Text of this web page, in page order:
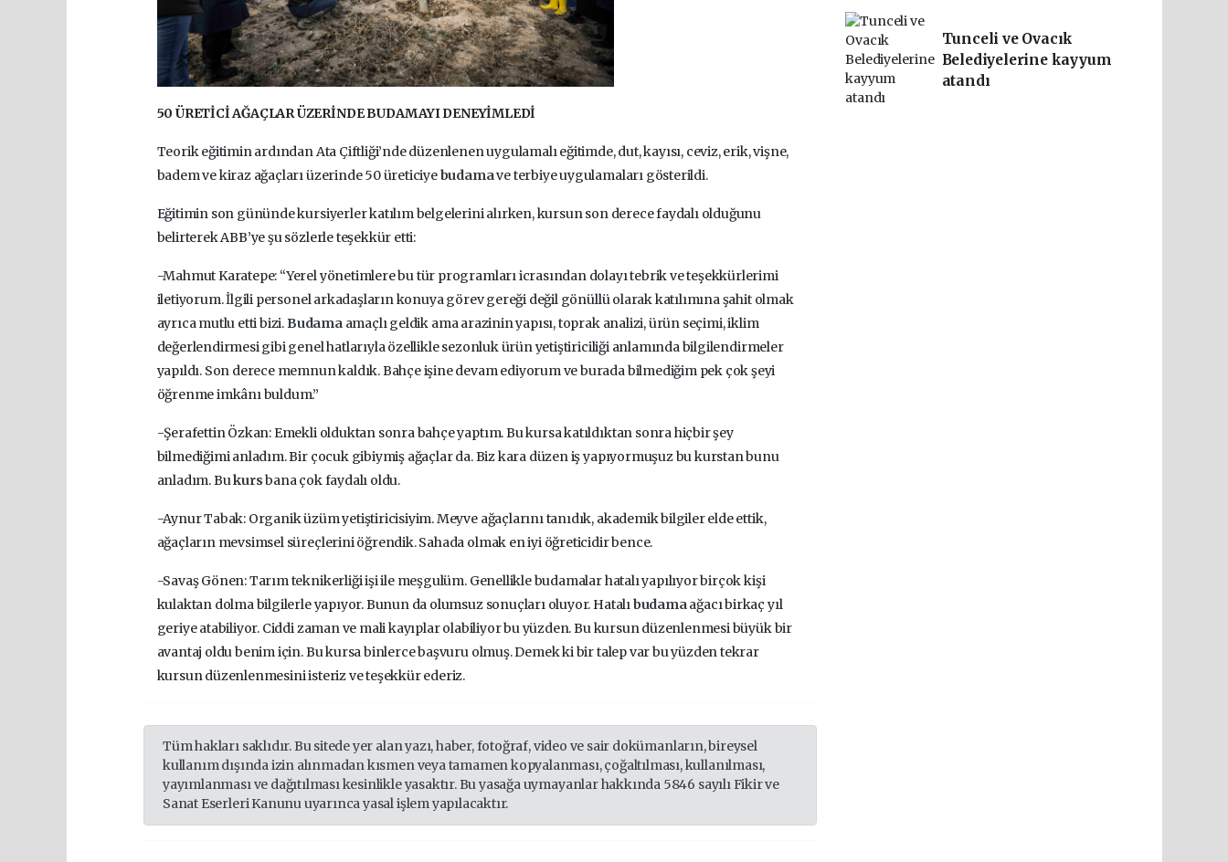
50 ÜRETİCİ AĞAÇLAR ÜZERİNDE BUDAMAYI DENEYİMLEDİ
Teorik eğitimin ardından Ata Çiftliği’nde düzenlenen uygulamalı eğitimde, dut, kayısı, ceviz, erik, vişne,
badem ve kiraz ağaçları üzerinde 50 üreticiyebudamave terbiye uygulamaları gösterildi.
Eğitimin son gününde kursiyerler katılım belgelerini alırken, kursun son derece faydalı olduğunu
belirterek ABB’ye şu sözlerle teşekkür etti:
-Mahmut Karatepe: “Yerel yönetimlere bu tür programları icrasından dolayı tebrik ve teşekkürlerimi
iletiyorum. İlgili personel arkadaşların konuya görev gereği değil gönüllü olarak katılımına şahit olmak
ayrıca mutlu etti bizi. Budama amaçlı geldik ama arazinin yapısı, toprak analizi, ürün seçimi, iklim
değerlendirmesi gibi genel hatlarıyla özellikle sezonluk ürün yetiştiriciliği anlamında bilgilendirmeler
yapıldı. Son derece memnun kaldık. Bahçe işine devam ediyorum ve burada bilmediğim pek çok şeyi
öğrenme imkânı buldum.”
-Şerafettin Özkan: Emekli olduktan sonra bahçe yaptım. Bu kursa katıldıktan sonra hiçbir şey
bilmediğimi anladım. Bir çocuk gibiymiş ağaçlar da. Biz kara düzen iş yapıyormuşuz bu kurstan bunu
anladım. Bukursbana çok faydalı oldu.
-Aynur Tabak: Organik üzüm yetiştiricisiyim. Meyve ağaçlarını tanıdık, akademik bilgiler elde ettik,
ağaçların mevsimsel süreçlerini öğrendik. Sahada olmak en iyi öğreticidir bence.
-Savaş Gönen: Tarım teknikerliği işi ile meşgulüm. Genellikle budamalar hatalı yapılıyor birçok kişi
kulaktan dolma bilgilerle yapıyor. Bunun da olumsuz sonuçları oluyor. Hatalı budamaağacı birkaç yıl
geriye atabiliyor. Ciddi zaman ve mali kayıplar olabiliyor bu yüzden. Bu kursun düzenlenmesi büyük bir
avantaj oldu benim için. Bu kursa binlerce başvuru olmuş. Demek ki bir talep var bu yüzden tekrar
kursun düzenlenmesini isteriz ve teşekkür ederiz.
Tüm hakları saklıdır. Bu sitede yer alan yazı, haber, fotoğraf, video ve sair dokümanların, bireysel
kullanım dışında izin alınmadan kısmen veya tamamen kopyalanması, çoğaltılması, kullanılması,
yayımlanması ve dağıtılması kesinlikle yasaktır. Bu yasağa uymayanlar hakkında 5846 sayılı Fikir ve
Sanat Eserleri Kanunu uyarınca yasal işlem yapılacaktır.
Tunceli ve Ovacık
Belediyelerine kayyum
atandı